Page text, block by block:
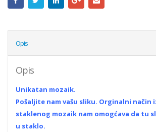
Opis
Opis
Unikatan mozaik.
Pošaljite nam vašu sliku. Orginalni način
staklenog mozaik nam omogćava da tu
u staklo.